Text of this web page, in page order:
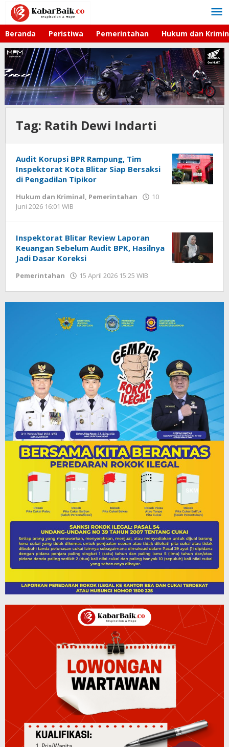
Lewati
konten
Beranda Peristiwa Pemerintahan Hukum dan
Tag: Ratih Dewi Indarti
Audit Korupsi BPR Rampung, Tim
Inspektorat Kota Blitar Siap Bersaksi
di Pengadilan Tipikor
Hukum dan Kriminal, Pemerintahan
10
Juni 2026 16:01 WIB
Inspektorat Blitar Review Laporan
Keuangan Sebelum Audit BPK, Hasilnya
Jadi Dasar Koreksi
Pemerintahan 15 April 2026 15:25 WIB